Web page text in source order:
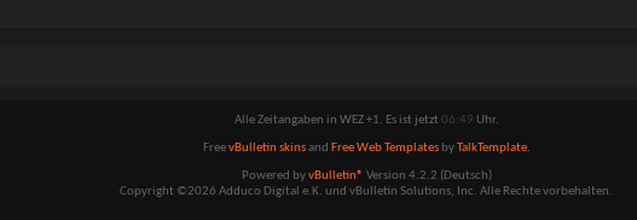
Alle Zeitangaben in WEZ +1. Es ist jetzt06:49 Uhr.
FreevBulletin skinsand Free Web TemplatesbyTalkTemplate.
Powered byvBulletin® Version 4.2.2 (Deutsch)
Copyright ©2026 Adduco Digital e.K. und vBulletin Solutions, Inc. Alle Rechte vorbehalten.